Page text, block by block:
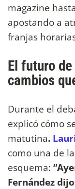
magazine
apostando a
franjas
El futuro
cambios
Durante el
explicó cómo
matutina.
como una de
esquema:
Fernández